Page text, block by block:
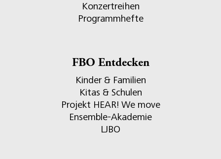
Konzertreihen
Programmhefte
FBO Entdecken
Kinder & Familien
Kitas & Schulen
Projekt HEAR! We move
Ensemble-Akademie
LJBO